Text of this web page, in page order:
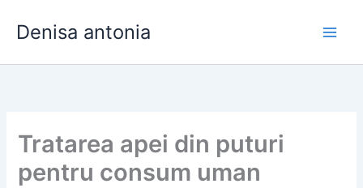
Denisa antonia
Tratarea apei din puturi
pentru consum uman